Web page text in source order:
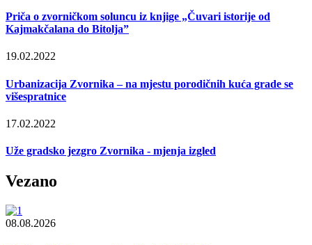
Priča o zvorničkom soluncu iz knjige „Čuvari istorije od
Kajmakčalana do Bitolja”
19.02.2022
Urbanizacija Zvornika – na mjestu porodičnih kuća grade se
višespratnice
17.02.2022
Uže gradsko jezgro Zvornika - mjenja izgled
Vezano
08.08.2026